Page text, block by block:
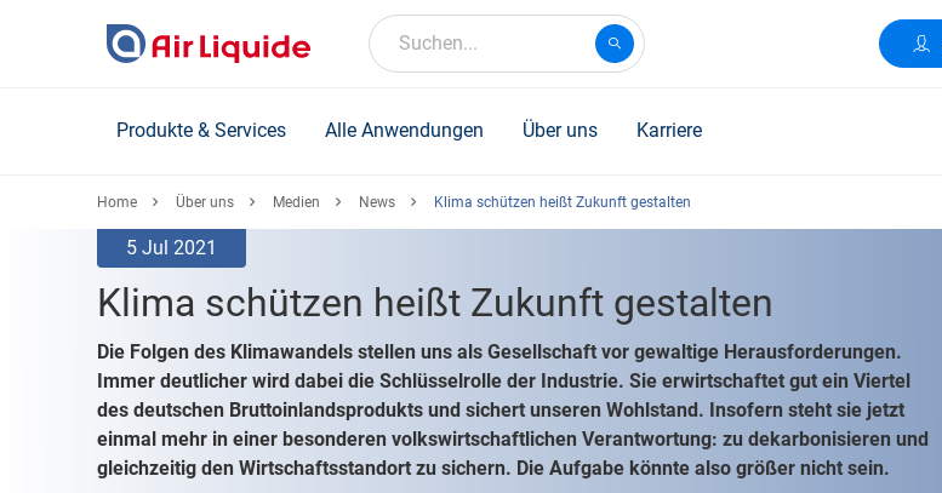
Suchen...
Produkte & Services Alle Anwendungen Über uns Karriere
Home Über uns Medien News Klima schützen heißt Zukunft gestalten
5 Jul 2021
Klima schützen heißt Zukunft gestalten
Die Folgen des Klimawandels stellen uns als Gesellschaft vor gewaltige Herausforderungen.
Immer deutlicher wird dabei die Schlüsselrolle der Industrie. Sie erwirtschaftet gut ein Viertel
des deutschen Bruttoinlandsprodukts und sichert unseren Wohlstand. Insofern steht sie jetzt
einmal mehr in einer besonderen volkswirtschaftlichen Verantwortung: zu dekarbonisieren und
gleichzeitig den Wirtschaftsstandort zu sichern. Die Aufgabe könnte also größer nicht sein.